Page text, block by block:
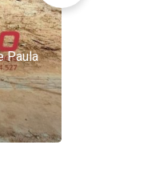
Paula